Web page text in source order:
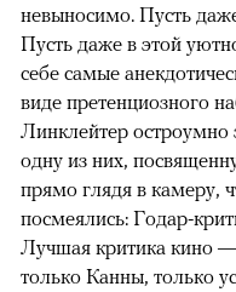
невыносимо. Пусть
Пусть даже в этой
себе самые
виде претенциозного
Линклейтер остроумно
одну из них,
прямо глядя в камеру,
посмеялись: Годар-
Лучшая критика кино
только Канны, только